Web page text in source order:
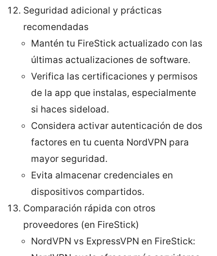
Seguridad adicional y prácticas
recomendadas
Mantén tu FireStick actualizado con las
últimas actualizaciones de software.
Verifica las certificaciones y permisos
de la app que instalas, especialmente
si haces sideload.
Considera activar autenticación de dos
factores en tu cuenta NordVPN para
mayor seguridad.
Evita almacenar credenciales en
dispositivos compartidos.
Comparación rápida con otros
proveedores (en FireStick)
NordVPN vs ExpressVPN en FireStick: